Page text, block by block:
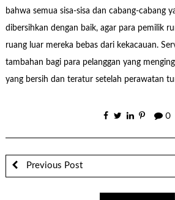
bahwa semua sisa-sisa dan cabang-cabang
dibersihkan dengan baik, agar para pemilik
ruang luar mereka bebas dari kekacauan.
tambahan bagi para pelanggan yang
yang bersih dan teratur setelah perawatan
0
Previous Post